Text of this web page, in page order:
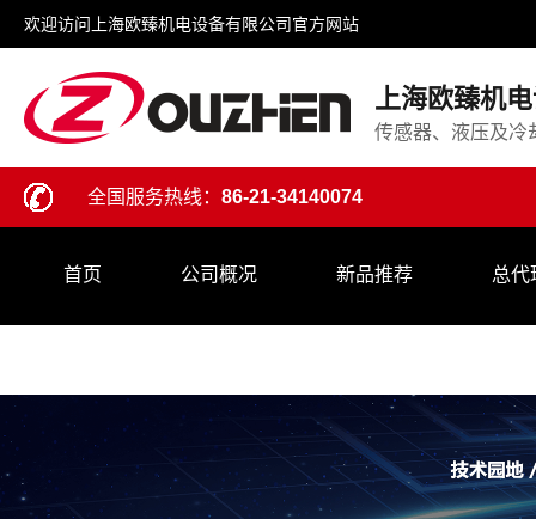
欢迎访问上海欧臻机电设备有限公司官方网站
上海欧臻机
传感器、液压及冷
全国服务热线： 86-21-34140074
首页 公司概况 新品推荐 总代